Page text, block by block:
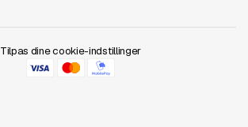
Tilpas dine cookie-indstillinger